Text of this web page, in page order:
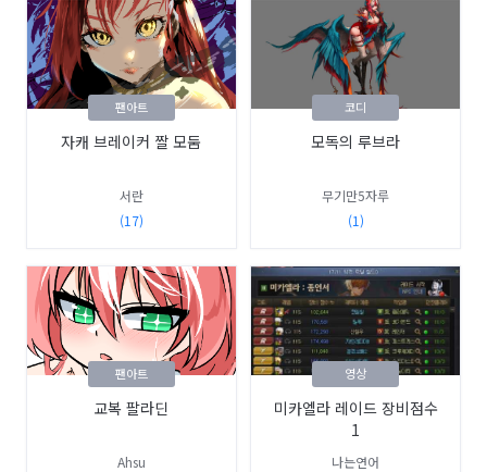
자캐 브레이커 짤 모둠
서란
(17)
팬아트
모독의 루브라
무기만5자루
(1)
코디
교복 팔라딘
Ahsu
팬아트
미카엘라 레이드 장비점수
1
나는연어
영상